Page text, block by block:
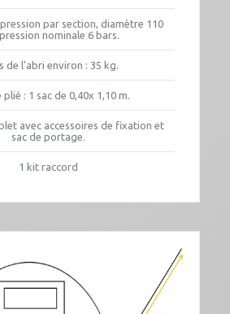
par section, diamètre 110
nominale 6 bars.
de l’abri environ : 35 kg.
: 1 sac de 0,40x 1,10 m.
avec accessoires de fixation et
sac de portage.
1 kit raccord